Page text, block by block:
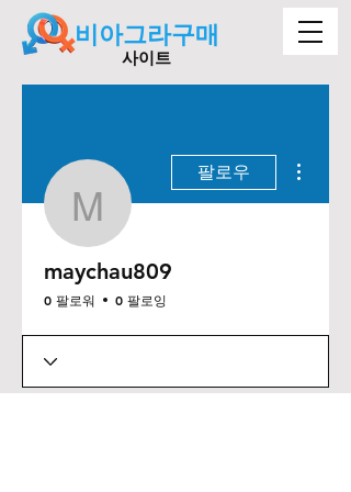
비아그라구매
사이트
maychau809
팔로우
maychau809
0 팔로워 0 팔로잉